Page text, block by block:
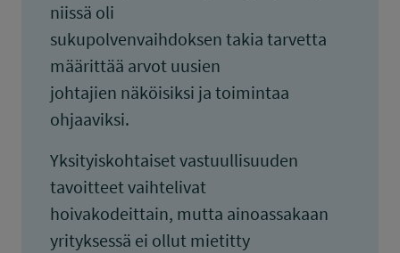
niissä oli
sukupolvenvaihdoksen takia tarvetta
määrittää arvot uusien
johtajien näköisiksi ja toimintaa
ohjaaviksi.
Yksityiskohtaiset vastuullisuuden
tavoitteet vaihtelivat
hoivakodeittain, mutta ainoassakaan
yrityksessä ei ollut mietitty